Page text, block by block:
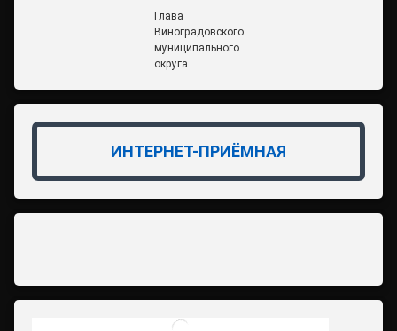
Глава
Виноградовского
муниципального
округа
ИНТЕРНЕТ-ПРИЁМНАЯ